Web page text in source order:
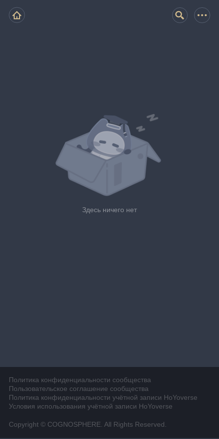
Здесь ничего нет
Политика конфиденциальности сообщества
Пользовательское соглашение сообщества
Политика конфиденциальности учётной записи HoYoverse
Условия использования учётной записи HoYoverse
Copyright © COGNOSPHERE. All Rights Reserved.